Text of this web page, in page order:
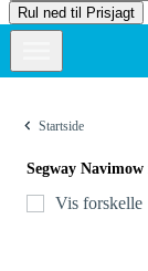
Rul ned til Prisjagt
Startside
Segway
Vis forskelle